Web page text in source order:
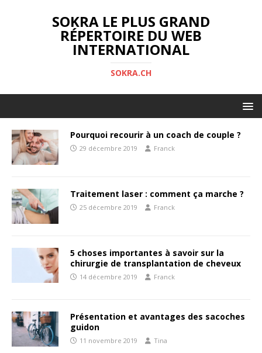
SOKRA LE PLUS GRAND
RÉPERTOIRE DU WEB
INTERNATIONAL
SOKRA.CH
Pourquoi recourir à un coach de couple ?
29 décembre 2019 Franck
Traitement laser : comment ça marche ?
25 décembre 2019 Franck
5 choses importantes à savoir sur la
chirurgie de transplantation de cheveux
14 décembre 2019 Franck
Présentation et avantages des sacoches
guidon
11 novembre 2019 Tina